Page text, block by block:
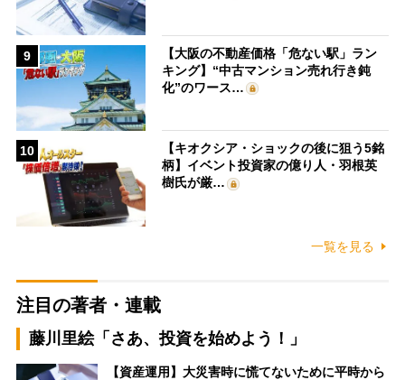
9
【大阪の不動産価格「危ない駅」ラン
キング】“中古マンション売れ行き鈍
化”のワース…
10
【キオクシア・ショックの後に狙う5銘
柄】イベント投資家の億り人・羽根英
樹氏が厳…
一覧を見る
注目の著者・連載
藤川里絵「さあ、投資を始めよう！」
【資産運用】大災害時に慌てないために平時から